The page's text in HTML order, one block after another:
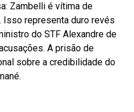
Zambelli é vítima de
representa duro revés
do STF Alexandre de
A prisão de
sobre a credibilidade do